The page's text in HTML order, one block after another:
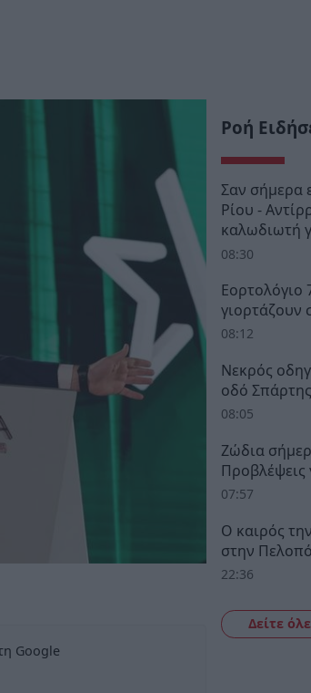
Google
Ροή
Σαν σήμερα
Ρίου -
καλωδιωτή
08:30
Εορτολόγιο
γιορτάζουν
08:12
Νεκρός
οδό
08:05
Ζώδια
Προβλέψεις
07:57
Ο καιρός
στην
22:36
Δείτε